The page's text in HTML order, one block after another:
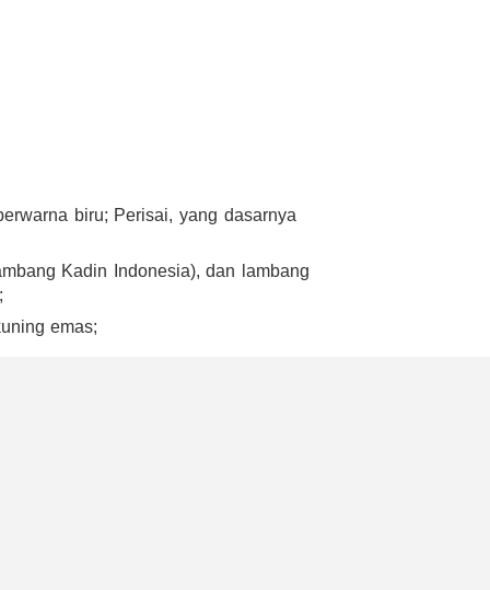
biru; Perisai, yang dasarnya
Kadin Indonesia), dan lambang
emas;